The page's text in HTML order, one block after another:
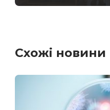
Схожі новини